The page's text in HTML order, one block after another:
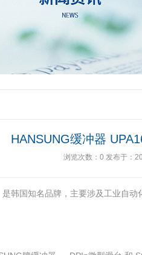
HANSUNG缓冲器
浏览次数： 0 发布于：
韩国知名品牌，主要涉及工业自